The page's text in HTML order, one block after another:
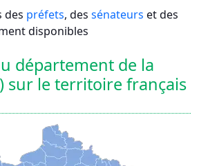
des préfets, des sénateurs et des
disponibles
département de la
sur le territoire français